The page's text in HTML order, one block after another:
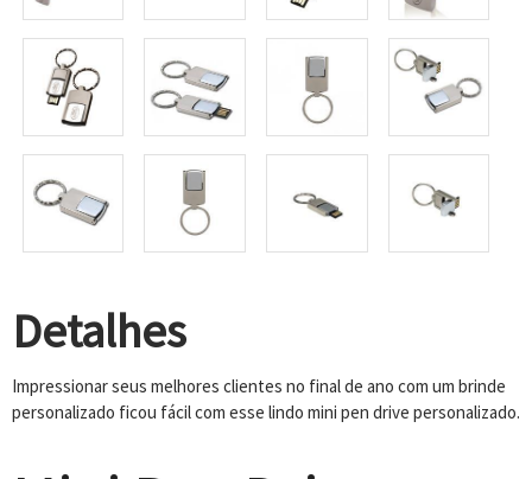
Detalhes
Impressionar seus melhores clientes no final de ano com um brinde
personalizado ficou fácil com esse lindo mini pen drive personalizado.